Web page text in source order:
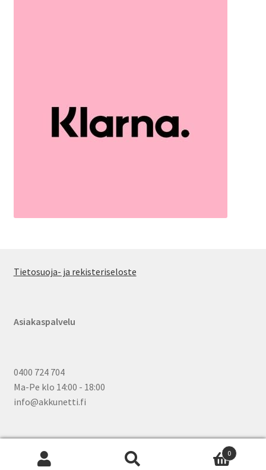
Tietosuoja- ja rekisteriseloste
Asiakaspalvelu
0400 724 704
Ma-Pe klo 14:00 - 18:00
info@akkunetti.fi
0